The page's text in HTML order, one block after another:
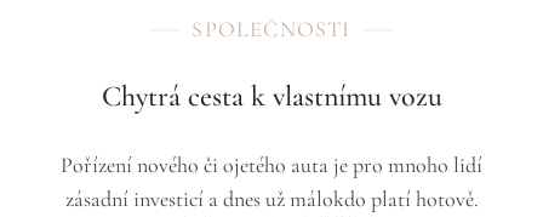
SPOLEČNOSTI
Chytrá cesta k vlastnímu vozu
Pořízení nového či ojetého auta je pro mnoho lidí
zásadní investicí a dnes už málokdo platí hotově.